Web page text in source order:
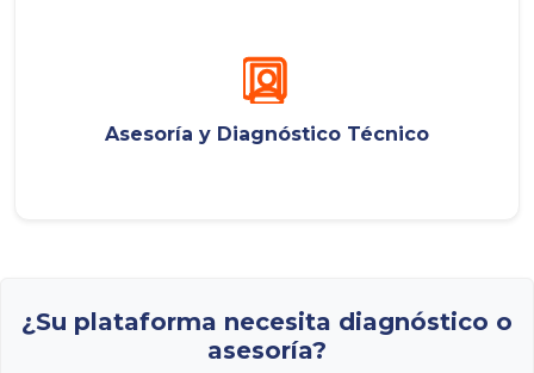
Asesoría y Diagnóstico Técnico
¿Su plataforma necesita diagnóstico o
asesoría?